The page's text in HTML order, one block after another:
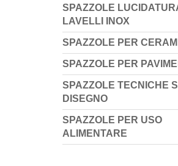
SPAZZOLE
LAVELLI INOX
SPAZZOLE PER
SPAZZOLE PER
SPAZZOLE TECNICHE
DISEGNO
SPAZZOLE PER USO
ALIMENTARE